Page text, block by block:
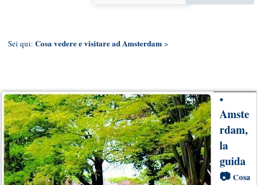
Sei qui: Cosa vedere e visitare ad Amsterdam >
•
Amste
rdam,
la
guida
📷 Cosa